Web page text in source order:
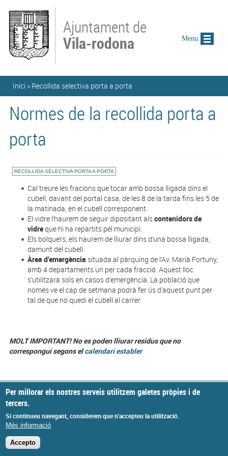
Ajuntament de
Vila-rodona
Esteu aquí
Inici » Recollida selectiva porta a porta
Normes de la recollida porta a
porta
RECOLLIDA SELECTIVA PORTA A PORTA
Cal treure les fracions que tocar amb bossa lligada dins el
cubell, davant del portal casa, de les 8 de la tarda fins les 5 de
la matinada, en el cubell corresponent.
El vidre l’haurem de seguir dipositant alscontenidors de
vidreque hi ha repartits pel municipi.
Els bolquers, els haurem de lliurar dins d’una bossa lligada,
damunt del cubell.
Àrea d’emergència situada al pàrquing de l’Av. Marià Fortuny,
amb 4 departaments un per cada fracció. Aquest lloc
s’utilitzarà sols en casos d’emergència. La població que
només ve el cap de setmana podrà fer ús d'aquest punt per
tal de que no quedi el cubell al carrer.
MOLT IMPORTANT! No es poden lliurar residus que no
correspongui segons elcalendari establer
Menu
Per millorar els nostres serveis utilitzem galetes pròpies i de
tercers.
Si continueu navegant, considerem que n'accepteu la utilització.
Més informació
Accepto